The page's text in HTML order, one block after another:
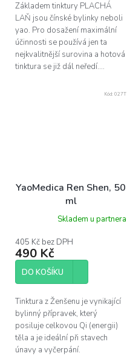
Základem tinktury PLACHÁ
LAŇ jsou čínské bylinky neboli
yao. Pro dosažení maximální
účinnosti se používá jen ta
nejkvalitnější surovina a hotová
tinktura se již dál neředí....
YaoMedica Ren Shen, 50
ml
Skladem u partnera
405 Kč bez DPH
490 Kč
DO KOŠÍKU
Tinktura z Ženšenu je vynikající
bylinný přípravek, který
posiluje celkovou Qi (energii)
těla a je ideální při stavech
únavy a vyčerpání.
Kód: 027T